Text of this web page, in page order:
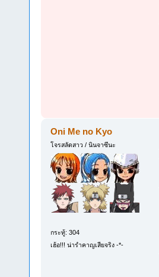
Oni Me no Kyo
โจรสลัดสาว / นินจาซึนะ
กระทู้: 304
เฮ้อ!!! น่ารำคาญเสียจริง -*-